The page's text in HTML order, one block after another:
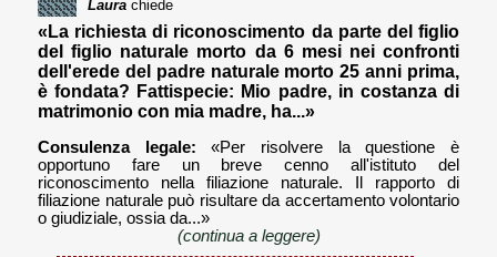
Laura chiede
«La richiesta di riconoscimento da parte del figlio
del figlio naturale morto da 6 mesi nei confronti
dell'erede del padre naturale morto 25 anni prima,
è fondata? Fattispecie: Mio padre, in costanza di
matrimonio con mia madre, ha...»
Consulenza legale: «Per risolvere la questione è
opportuno fare un breve cenno all'istituto del
riconoscimento nella filiazione naturale. Il rapporto di
filiazione naturale può risultare da accertamento volontario
o giudiziale, ossia da...»
(continua a leggere)